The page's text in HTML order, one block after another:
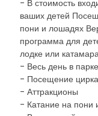
- В стоимость
ваших детей
пони и лошадях
программа для
лодке или
- Весь день в
- Посещение цирка
- Аттракционы
- Катание на пони